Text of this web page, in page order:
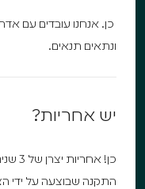
כן. אנחנו עובדים עם
ונתאים תנאים.
יש אחריות?
כן!
התקנה שבוצעה על ידי